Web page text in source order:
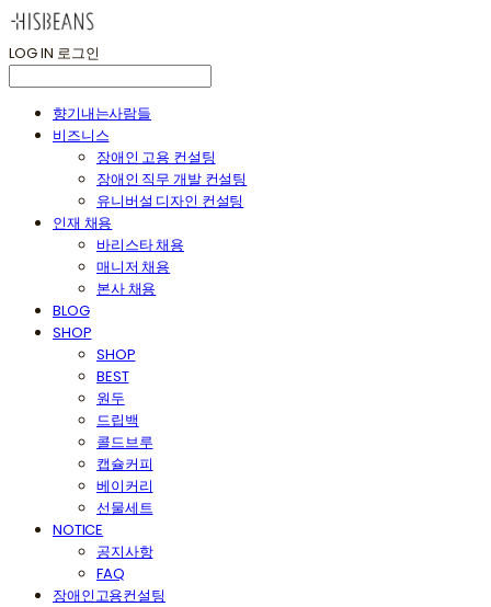
LOG IN 로그인
향기내는사람들
비즈니스
장애인 고용 컨설팅
장애인 직무 개발 컨설팅
유니버설 디자인 컨설팅
인재 채용
바리스타 채용
매니저 채용
본사 채용
BLOG
SHOP
SHOP
BEST
원두
드립백
콜드브루
캡슐커피
베이커리
선물세트
NOTICE
공지사항
FAQ
장애인고용컨설팅